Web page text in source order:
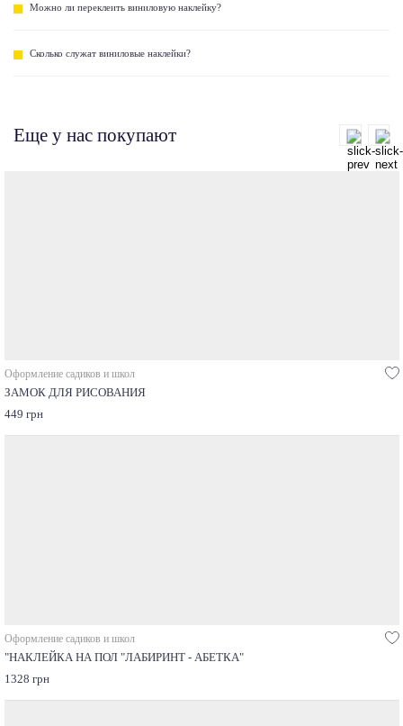
Можно ли переклеить виниловую наклейку?
Сколько служат виниловые наклейки?
Еще у нас покупают
Оформление садиков и школ
ЗАМОК ДЛЯ РИСОВАНИЯ
449 грн
Оформление садиков и школ
"НАКЛЕЙКА НА ПОЛ "ЛАБИРИНТ - АБЕТКА"
1328 грн